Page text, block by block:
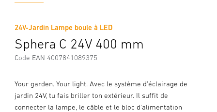
24V-Jardin Lampe boule à LED
Sphera C 24V 400 mm
Code EAN 4007841089375
Your garden. Your light. Avec le système d'éclairage de
jardin 24V, tu fais briller ton extérieur. Il suffit de
connecter la lampe, le câble et le bloc d'alimentation